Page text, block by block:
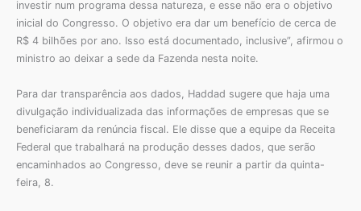
investir num programa dessa natureza, e esse não era o objetivo
inicial do Congresso. O objetivo era dar um benefício de cerca de
R$ 4 bilhões por ano. Isso está documentado, inclusive”, afirmou o
ministro ao deixar a sede da Fazenda nesta noite.
Para dar transparência aos dados, Haddad sugere que haja uma
divulgação individualizada das informações de empresas que se
beneficiaram da renúncia fiscal. Ele disse que a equipe da Receita
Federal que trabalhará na produção desses dados, que serão
encaminhados ao Congresso, deve se reunir a partir da quinta-
feira, 8.